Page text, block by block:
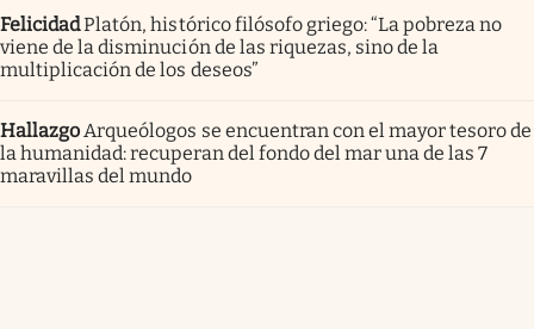
FelicidadPlatón, histórico filósofo griego: “La pobreza no
viene de la disminución de las riquezas, sino de la
multiplicación de los deseos”
Hallazgo Arqueólogos se encuentran con el mayor tesoro de
la humanidad: recuperan del fondo del mar una de las 7
maravillas del mundo